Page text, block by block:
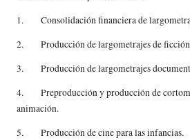
1. Consolidación financiera de
2. Producción de largometrajes de
3. Producción de largometrajes
4. Preproducción y producción de
animación.
5. Producción de cine para las infancias.